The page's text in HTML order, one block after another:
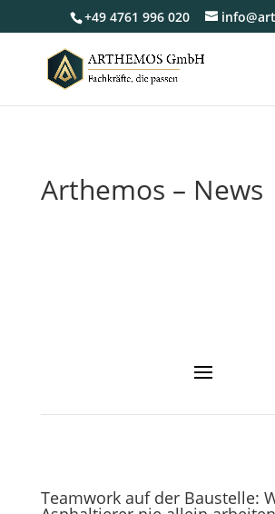
+49 4761 996 020
Arthemos – News
Teamwork auf der Baustelle: